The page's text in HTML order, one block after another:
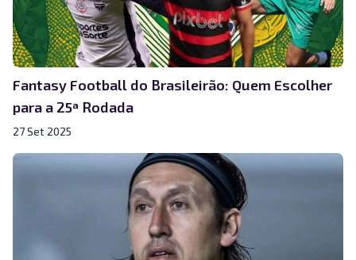
Fantasy Football do Brasileirão: Quem Escolher
para a 25ª Rodada
27 Set 2025